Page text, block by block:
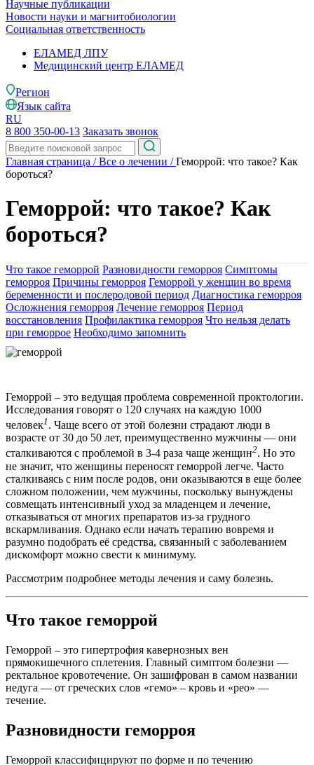
Научные публикации
Новости науки и магнитобиологии
Социальная ответственность
ЕЛАМЕД ЛПУ
Медицинский центр ЕЛАМЕД
Регион
Язык сайта
RU
8 800 350-00-13 Заказать звонок
Главная страница /Все о лечении /Геморрой: что такое? Как
бороться?
Геморрой: что такое? Как
бороться?
Что такое геморрой Разновидности геморроя Симптомы
геморроя Причины геморроя Геморрой у женщин во время
беременности и послеродовой период Диагностика геморроя
Осложнения геморроя Лечение геморроя Период
восстановления Профилактика геморроя Что нельзя делать
при геморрое Необходимо запомнить
Геморрой – это ведущая проблема современной проктологии.
Исследования говорят о 120 случаях на каждую 1000
человек1 . Чаще всего от этой болезни страдают люди в
возрасте от 30 до 50 лет, преимущественно мужчины — они
сталкиваются с проблемой в 3-4 раза чаще женщин2. Но это
не значит, что женщины переносят геморрой легче. Часто
сталкиваясь с ним после родов, они оказываются в еще более
сложном положении, чем мужчины, поскольку вынуждены
совмещать интенсивный уход за младенцем и лечение,
отказываться от многих препаратов из-за грудного
вскармливания. Однако если начать терапию вовремя и
разумно подобрать её средства, связанный с заболеванием
дискомфорт можно свести к минимуму.
Рассмотрим подробнее методы лечения и саму болезнь.
Что такое геморрой
Геморрой – это гипертрофия кавернозных вен
прямокишечного сплетения. Главный симптом болезни —
ректальное кровотечение. Он зашифрован в самом названии
недуга — от греческих слов «гемо» – кровь и «рео» —
течение.
Разновидности геморроя
Геморрой классифицируют по форме и по течению